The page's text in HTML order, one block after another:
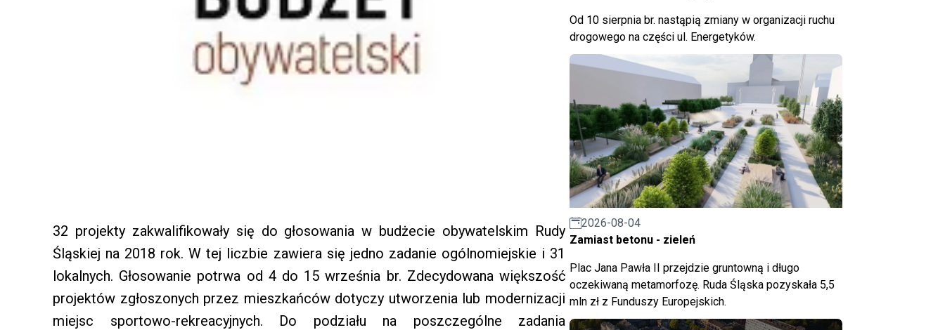
32 projekty zakwalifikowały się do głosowania w budżecie obywatelskim Rudy
Śląskiej na 2018 rok. W tej liczbie zawiera się jedno zadanie ogólnomiejskie i 31
lokalnych. Głosowanie potrwa od 4 do 15 września br. Zdecydowana większość
projektów zgłoszonych przez mieszkańców dotyczy utworzenia lub modernizacji
miejsc sportowo-rekreacyjnych. Do podziału na poszczególne zadania
Od 10 sierpnia br. nastąpią zmiany w organizacji ruchu
drogowego na części ul. Energetyków.
2026-08-04
Zamiast betonu - zieleń
Plac Jana Pawła II przejdzie gruntowną i długo
oczekiwaną metamorfozę. Ruda Śląska pozyskała 5,5
mln zł z Funduszy Europejskich.